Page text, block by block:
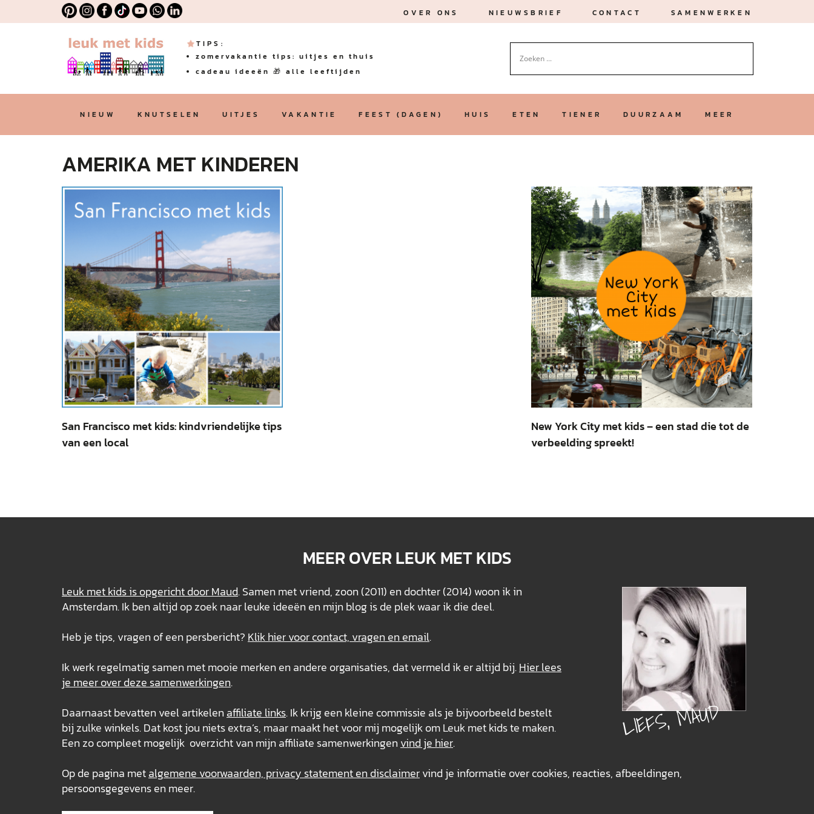
OVER ONS NIEUWSBRIEF CONTACT SAMENWERKEN
TIPS:
zomervakantie tips: uitjes en thuis
cadeau ideeën 🎁 alle leeftijden
NIEUW KNUTSELEN UITJES VAKANTIE FEEST (DAGEN) HUIS ETEN TIENER DUURZAAM MEER
AMERIKA MET KINDEREN
San Francisco met kids: kindvriendelijke tips
van een local
New York City met kids – een stad die tot de
verbeelding spreekt!
MEER OVER LEUK MET KIDS
LIEFS, MAUD
Leuk met kids is opgericht door Maud. Samen met vriend, zoon (2011) en dochter (2014) woon ik in
Amsterdam. Ik ben altijd op zoek naar leuke ideeën en mijn blog is de plek waar ik die deel.
Heb je tips, vragen of een persbericht? Klik hier voor contact, vragen en email.
Ik werk regelmatig samen met mooie merken en andere organisaties, dat vermeld ik er altijd bij.Hier lees
je meer over deze samenwerkingen.
Daarnaast bevatten veel artikelen affiliate links. Ik krijg een kleine commissie als je bijvoorbeeld bestelt
bij zulke winkels. Dat kost jou niets extra’s, maar maakt het voor mij mogelijk om Leuk met kids te maken.
Een zo compleet mogelijk overzicht van mijn affiliate samenwerkingen vind je hier.
Op de pagina metalgemene voorwaarden, privacy statement en disclaimervind je informatie over cookies, reacties, afbeeldingen,
persoonsgegevens en meer.